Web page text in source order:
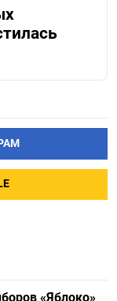
«Яблоко»